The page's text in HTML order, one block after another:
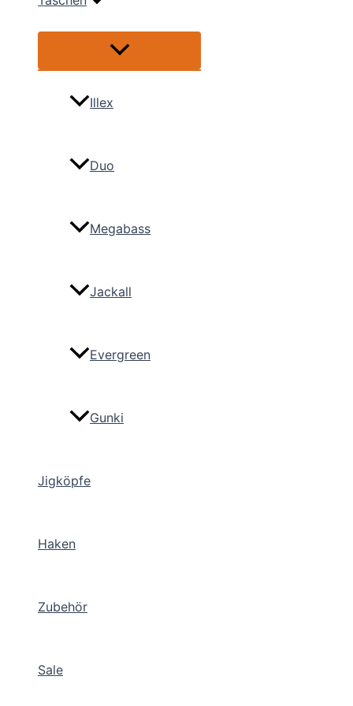
Menü
Illex
Duo
Megabass
Jackall
Evergreen
Gunki
Jigköpfe
Haken
Zubehör
Sale